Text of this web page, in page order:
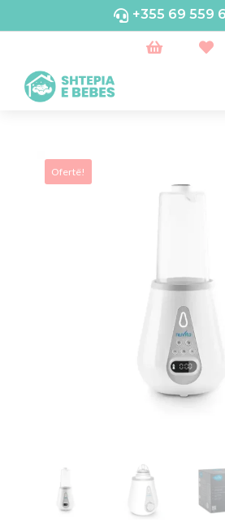
 +355 69 559
 
Ofertë!